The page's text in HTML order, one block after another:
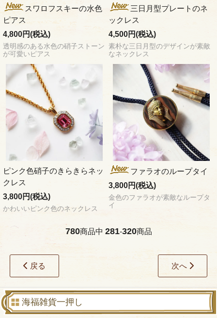
スワロフスキーの水色
ピアス
4,800円(税込)
透明感のある水色の硝子ストーン
が可愛いピアス
三日月型プレートのネ
ックレス
4,500円(税込)
素朴な三日月型のデザインが素敵
なネックレス
ピンク色硝子のきらきらネッ
クレス
3,800円(税込)
かわいいピンク色のネックレス
ファラオのループタイ
3,800円(税込)
金色のファラオが素敵なループタ
イ
780商品中 281-320商品
戻る 次へ
海福雑貨一押し